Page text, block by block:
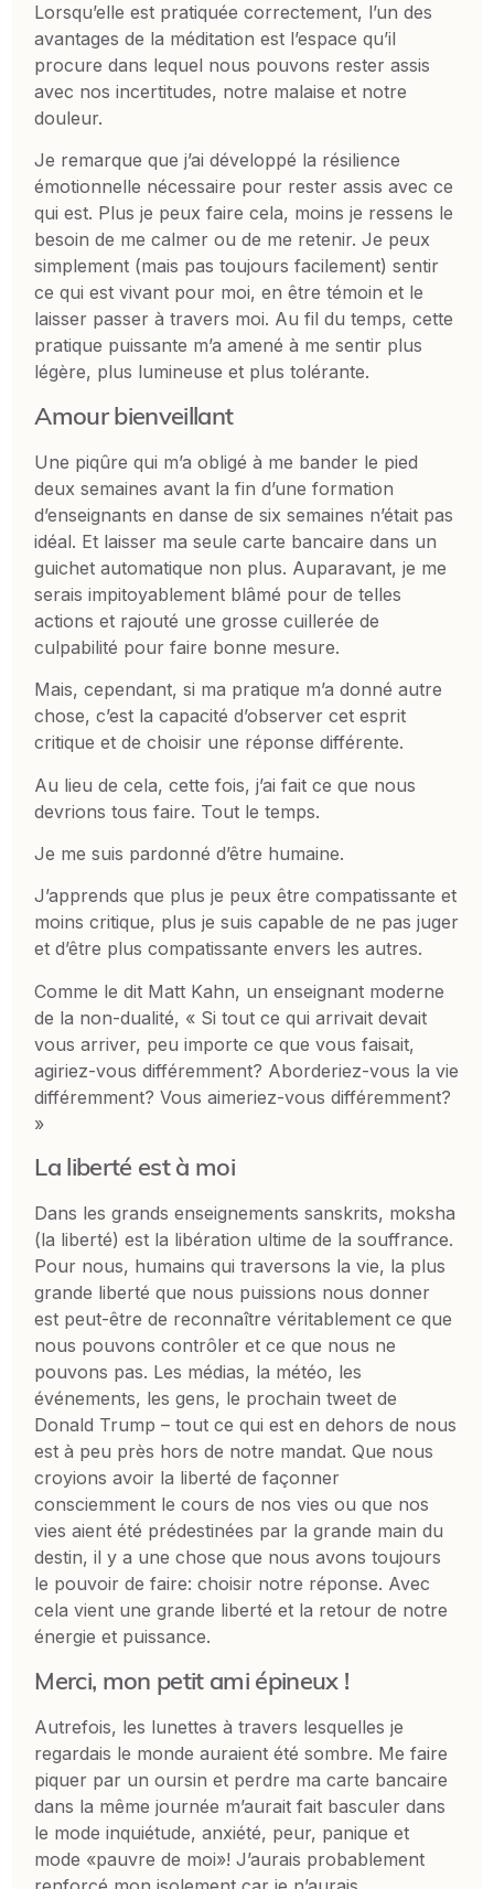
Lorsqu’elle est pratiquée correctement, l’un des
avantages de la méditation est l’espace qu’il
procure dans lequel nous pouvons rester assis
avec nos incertitudes, notre malaise et notre
douleur.
Je remarque que j’ai développé la résilience
émotionnelle nécessaire pour rester assis avec ce
qui est. Plus je peux faire cela, moins je ressens le
besoin de me calmer ou de me retenir. Je peux
simplement (mais pas toujours facilement) sentir
ce qui est vivant pour moi, en être témoin et le
laisser passer à travers moi. Au fil du temps, cette
pratique puissante m’a amené à me sentir plus
légère, plus lumineuse et plus tolérante.
Amour bienveillant
Une piqûre qui m’a obligé à me bander le pied
deux semaines avant la fin d’une formation
d’enseignants en danse de six semaines n’était pas
idéal. Et laisser ma seule carte bancaire dans un
guichet automatique non plus. Auparavant, je me
serais impitoyablement blâmé pour de telles
actions et rajouté une grosse cuillerée de
culpabilité pour faire bonne mesure.
Mais, cependant, si ma pratique m’a donné autre
chose, c’est la capacité d’observer cet esprit
critique et de choisir une réponse différente.
Au lieu de cela, cette fois, j’ai fait ce que nous
devrions tous faire. Tout le temps.
Je me suis pardonné d’être humaine.
J’apprends que plus je peux être compatissante et
moins critique, plus je suis capable de ne pas juger
et d’être plus compatissante envers les autres.
Comme le dit Matt Kahn, un enseignant moderne
de la non-dualité, « Si tout ce qui arrivait devait
vous arriver, peu importe ce que vous faisait,
agiriez-vous différemment? Aborderiez-vous la vie
différemment? Vous aimeriez-vous différemment?
»
La liberté est à moi
Dans les grands enseignements sanskrits, moksha
(la liberté) est la libération ultime de la souffrance.
Pour nous, humains qui traversons la vie, la plus
grande liberté que nous puissions nous donner
est peut-être de reconnaître véritablement ce que
nous pouvons contrôler et ce que nous ne
pouvons pas. Les médias, la météo, les
événements, les gens, le prochain tweet de
Donald Trump – tout ce qui est en dehors de nous
est à peu près hors de notre mandat. Que nous
croyions avoir la liberté de façonner
consciemment le cours de nos vies ou que nos
vies aient été prédestinées par la grande main du
destin, il y a une chose que nous avons toujours
le pouvoir de faire: choisir notre réponse. Avec
cela vient une grande liberté et la retour de notre
énergie et puissance.
Merci, mon petit ami épineux !
Autrefois, les lunettes à travers lesquelles je
regardais le monde auraient été sombre. Me faire
piquer par un oursin et perdre ma carte bancaire
dans la même journée m’aurait fait basculer dans
le mode inquiétude, anxiété, peur, panique et
mode «pauvre de moi»! J’aurais probablement